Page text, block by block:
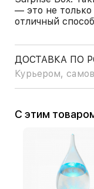
— это не
отличный
ДОСТАВКА ПО
Курьером,
С этим